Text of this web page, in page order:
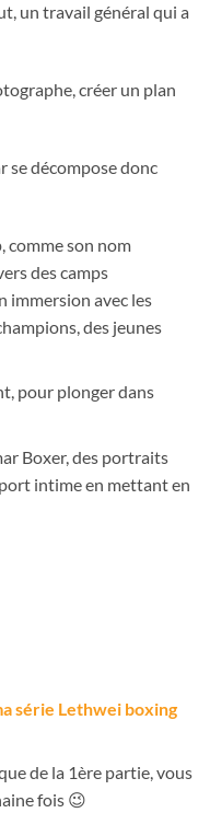
un travail général qui a
créer un plan
se décompose donc
comme son nom
des camps
immersion avec les
des jeunes
pour plonger dans
Boxer, des portraits
intime en mettant en
série Lethwei boxing
de la 1ère partie, vous
fois 😉